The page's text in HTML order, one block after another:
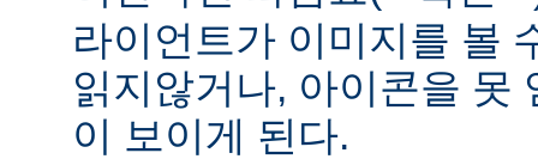
라이언트가 이미지를 볼
읽지않거나, 아이콘을 못
이 보이게 된다.